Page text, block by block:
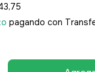
pagando con